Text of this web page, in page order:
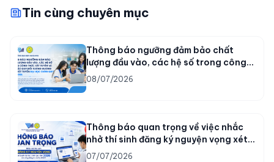
Tin cùng chuyên mục
Thông báo ngưỡng đảm bảo chất
lượng đầu vào, các hệ số trong công
thức xét tuyển và quy tắc quy đổi
tương đương điểm xét tuyển đại học
08/07/2026
Thông báo quan trọng về việc nhắc
nhở thí sinh đăng ký nguyện vọng xét
tuyển đại học chính quy năm 2026
07/07/2026